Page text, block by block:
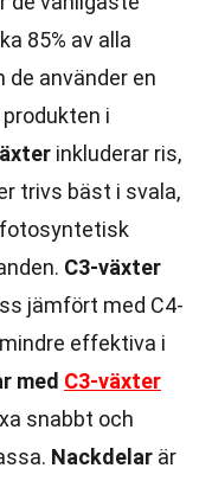
85% av alla
de använder en
i
inkluderar ris,
trivs bäst i svala,
fotosyntetisk
C3-växter
jämfört med C4-
effektiva i
med C3-växter
snabbt och
Nackdelar är